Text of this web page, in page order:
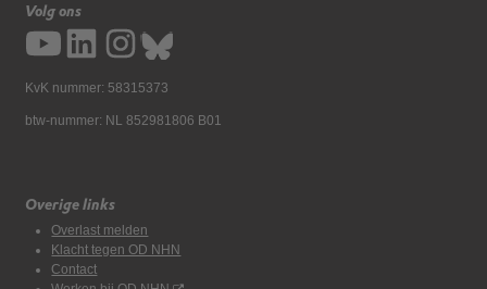
Volg ons
KvK nummer: 58315373
btw-nummer: NL 852981806 B01
Overige links
Overlast melden
Klacht tegen OD NHN
Contact